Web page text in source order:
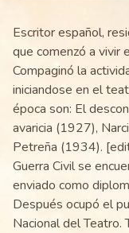
Escritor español,
que comenzó a vivir
Compaginó la
iniciandose en el
época son: El
avaricia (1927),
Petreña (1934).
Guerra Civil se
enviado como
Después ocupó el
Nacional del Teatro.